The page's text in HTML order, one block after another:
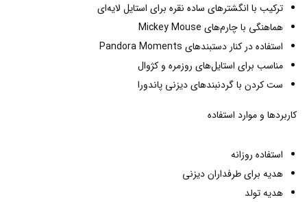
ترکیب با انگشترهای ساده نقره برای استایل لایه‌ای
هماهنگی با چارم‌های Mickey Mouse
استفاده در کنار دستبندهای Pandora Moments
مناسب برای استایل‌های روزمره و کژوال
ست کردن با گردنبندهای دیزنی پاندورا
کاربردها و موارد استفاده
استفاده روزانه
هدیه برای طرفداران دیزنی
هدیه تولد